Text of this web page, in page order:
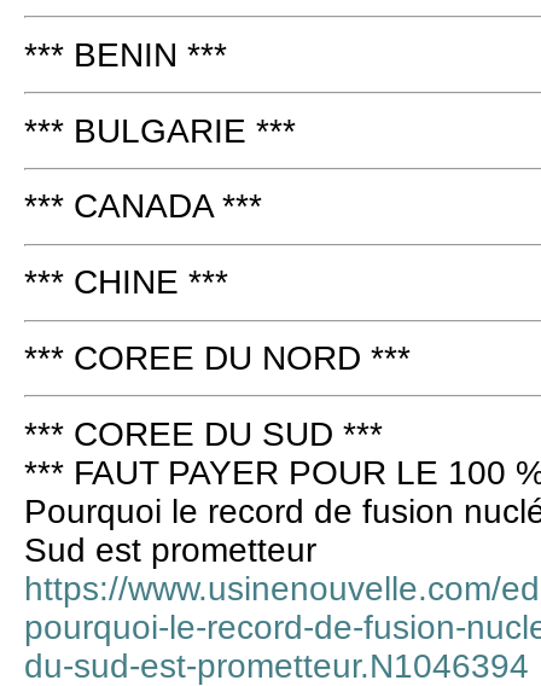
*** BENIN ***
*** BULGARIE ***
*** CANADA ***
*** CHINE ***
*** COREE DU NORD ***
*** COREE DU SUD ***
*** FAUT PAYER POUR LE 100
Pourquoi le record de fusion
Sud est prometteur
https://www.usinenouvelle.com/
pourquoi-le-record-de-fusion-
du-sud-est-prometteur.N1046394